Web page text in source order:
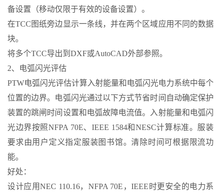
备设置（移动仅限于有效的设备设置）。
在TCC图纸旁边显示一条线，并在两个区域应用不同的数据
块。
将多个TCC导出到DXF或AutoCAD外部参照。
2、电弧闪光评估
PTW电弧闪光评估计算入射能量和电弧闪光电力系统中每个
位置的边界。电弧闪光通过以下方式节省时间自动确定保护
装置的跳闸时间设置和电弧故障电流值。入射能量和电弧闪
光边界按照NFPA 70E、IEEE 1584和NESC计算标准。服装
要求由用户定义指定服装图书馆。清除时间可根据限流功
能。
好处：
设计应用NEC 110.16，NFPA 70E，IEEE时更安全的电力系